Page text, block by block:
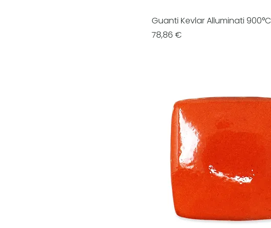
Guanti Kevlar Alluminati 900°C
Prezzo
78,86 €